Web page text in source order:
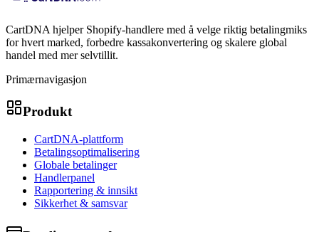
CartDNA hjelper Shopify-handlere med å velge riktig betalingmiks
for hvert marked, forbedre kassakonvertering og skalere global
handel med mer selvtillit.
Primærnavigasjon
Produkt
CartDNA-plattform
Betalingsoptimalisering
Globale betalinger
Handlerpanel
Rapportering & innsikt
Sikkerhet & samsvar